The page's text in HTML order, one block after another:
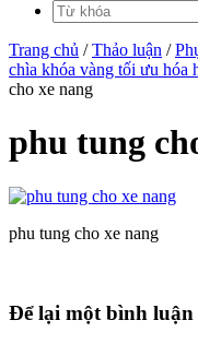
Trang chủ /Thảo luận /
chìa khóa vàng tối ưu hóa
cho xe nang
phu tung
phu tung cho xe nang
Để lại một bình luận